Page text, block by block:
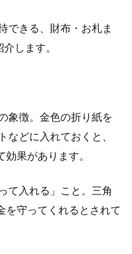
できる、財布・お札ま
します。
象徴。金色の折り紙を
などに入れておくと、
果があります。
て入れる」こと。三角
を守ってくれるとされて